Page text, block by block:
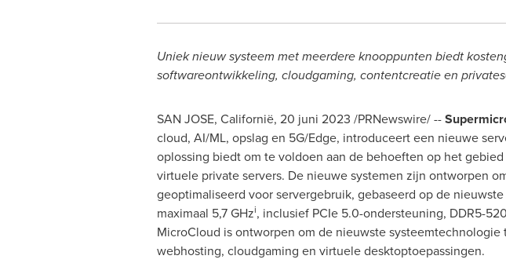
Uniek nieuw systeem met meerdere knooppunten biedt
softwareontwikkeling, cloudgaming, contentcreatie en
SAN JOSE, Californië, 20 juni 2023 /PRNewswire/ --
cloud, AI/ML, opslag en 5G/Edge, introduceert een nieuwe
oplossing biedt om te voldoen aan de behoeften op het
virtuele private servers. De nieuwe systemen zijn ontworpen
geoptimaliseerd voor servergebruik, gebaseerd op de
maximaal 5,7 GHzi, inclusief PCIe 5.0-ondersteuning, DDR5-
MicroCloud is ontworpen om de nieuwste
webhosting, cloudgaming en virtuele desktoptoepassingen.